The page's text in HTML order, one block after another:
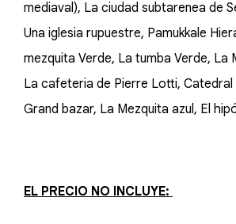
mediaval), La ciudad subtarenea de
Una iglesia rupuestre, Pamukkale
mezquita Verde, La tumba Verde, La
La cafeteria de Pierre Lotti, Catedral
Grand bazar, La Mezquita azul, El
EL PRECIO NO INCLUYE: